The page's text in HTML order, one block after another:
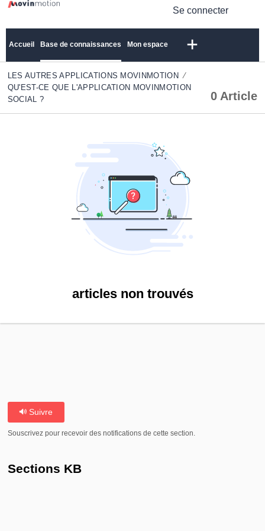
Se connecter
Accueil Base de connaissances Mon espace
LES AUTRES APPLICATIONS MOVINMOTION
QU'EST-CE QUE L'APPLICATION MOVINMOTION
SOCIAL ?
0 Article
articles non trouvés
Suivre
Souscrivez pour recevoir des notifications de cette section.
Sections KB